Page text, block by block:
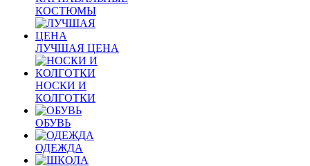
КОСТЮМЫ
ЛУЧШАЯ ЦЕНА
НОСКИ И
КОЛГОТКИ
ОБУВЬ
ОДЕЖДА